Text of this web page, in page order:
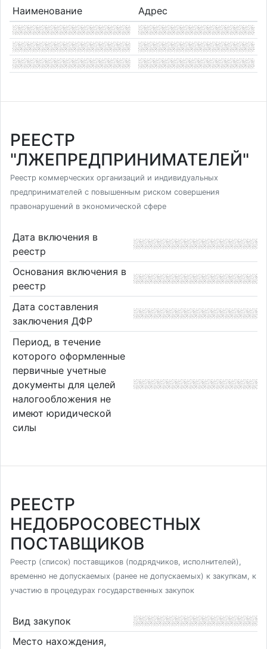
Наименование Адрес
РЕЕСТР
"ЛЖЕПРЕДПРИНИМАТЕЛЕЙ"
Реестр коммерческих организаций и индивидуальных
предпринимателей с повышенным риском совершения
правонарушений в экономической сфере
Дата включения в
реестр
Основания включения в
реестр
Дата составления
заключения ДФР
Период, в течение
которого оформленные
первичные учетные
документы для целей
налогообложения не
имеют юридической
силы
РЕЕСТР
НЕДОБРОСОВЕСТНЫХ
ПОСТАВЩИКОВ
Реестр (список) поставщиков (подрядчиков, исполнителей),
временно не допускаемых (ранее не допускаемых) к закупкам, к
участию в процедурах государственных закупок
Вид закупок
Место нахождения,